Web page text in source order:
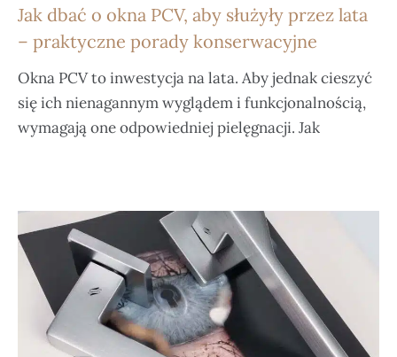
Jak dbać o okna PCV, aby służyły przez lata
– praktyczne porady konserwacyjne
Okna PCV to inwestycja na lata. Aby jednak cieszyć
się ich nienagannym wyglądem i funkcjonalnością,
wymagają one odpowiedniej pielęgnacji. Jak